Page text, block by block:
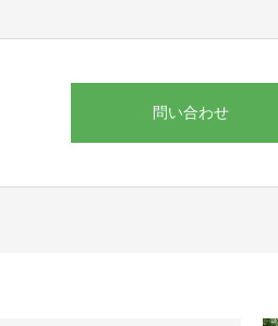
問い合わせ